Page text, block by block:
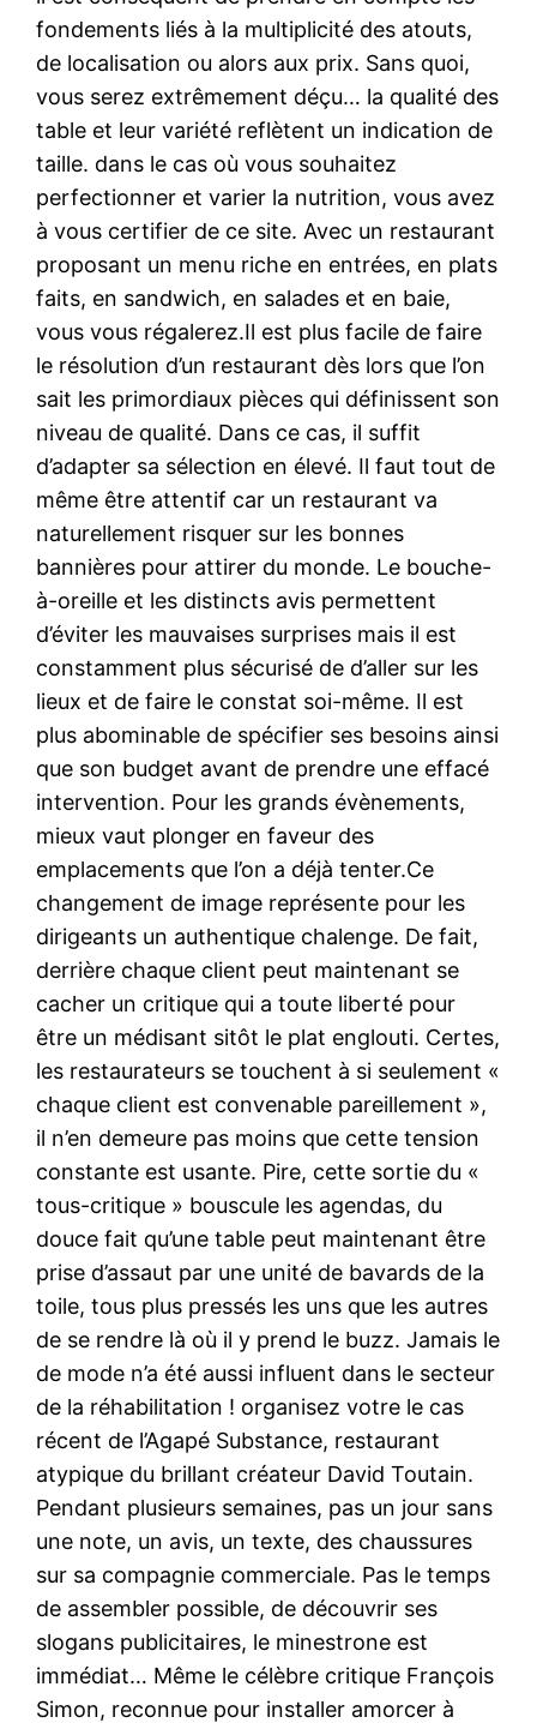
fondements liés à la multiplicité des atouts,
de localisation ou alors aux prix. Sans quoi,
vous serez extrêmement déçu… la qualité des
table et leur variété reflètent un indication de
taille. dans le cas où vous souhaitez
perfectionner et varier la nutrition, vous avez
à vous certifier de ce site. Avec un restaurant
proposant un menu riche en entrées, en plats
faits, en sandwich, en salades et en baie,
vous vous régalerez.Il est plus facile de faire
le résolution d’un restaurant dès lors que l’on
sait les primordiaux pièces qui définissent son
niveau de qualité. Dans ce cas, il suffit
d’adapter sa sélection en élevé. Il faut tout de
même être attentif car un restaurant va
naturellement risquer sur les bonnes
bannières pour attirer du monde. Le bouche-
à-oreille et les distincts avis permettent
d’éviter les mauvaises surprises mais il est
constamment plus sécurisé de d’aller sur les
lieux et de faire le constat soi-même. Il est
plus abominable de spécifier ses besoins ainsi
que son budget avant de prendre une effacé
intervention. Pour les grands évènements,
mieux vaut plonger en faveur des
emplacements que l’on a déjà tenter.Ce
changement de image représente pour les
dirigeants un authentique chalenge. De fait,
derrière chaque client peut maintenant se
cacher un critique qui a toute liberté pour
être un médisant sitôt le plat englouti. Certes,
les restaurateurs se touchent à si seulement «
chaque client est convenable pareillement »,
il n’en demeure pas moins que cette tension
constante est usante. Pire, cette sortie du «
tous-critique » bouscule les agendas, du
douce fait qu’une table peut maintenant être
prise d’assaut par une unité de bavards de la
toile, tous plus pressés les uns que les autres
de se rendre là où il y prend le buzz. Jamais le
de mode n’a été aussi influent dans le secteur
de la réhabilitation ! organisez votre le cas
récent de l’Agapé Substance, restaurant
atypique du brillant créateur David Toutain.
Pendant plusieurs semaines, pas un jour sans
une note, un avis, un texte, des chaussures
sur sa compagnie commerciale. Pas le temps
de assembler possible, de découvrir ses
slogans publicitaires, le minestrone est
immédiat… Même le célèbre critique François
Simon, reconnue pour installer amorcer à